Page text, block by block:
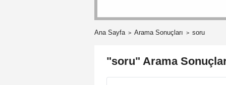
Ana Sayfa Arama Sonuçları soru
"soru" Arama